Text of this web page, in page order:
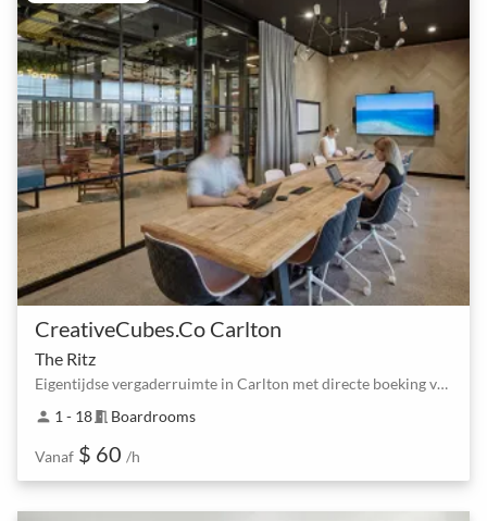
CreativeCubes.Co Carlton
The Ritz
Eigentijdse vergaderruimte in Carlton met directe boeking voor teams tot 18
person 1 - 18meeting_room Boardrooms
Vanaf $ 60 /h